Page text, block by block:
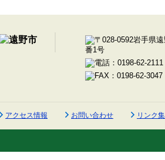
アクセス情報 お問い合わせ リンク集